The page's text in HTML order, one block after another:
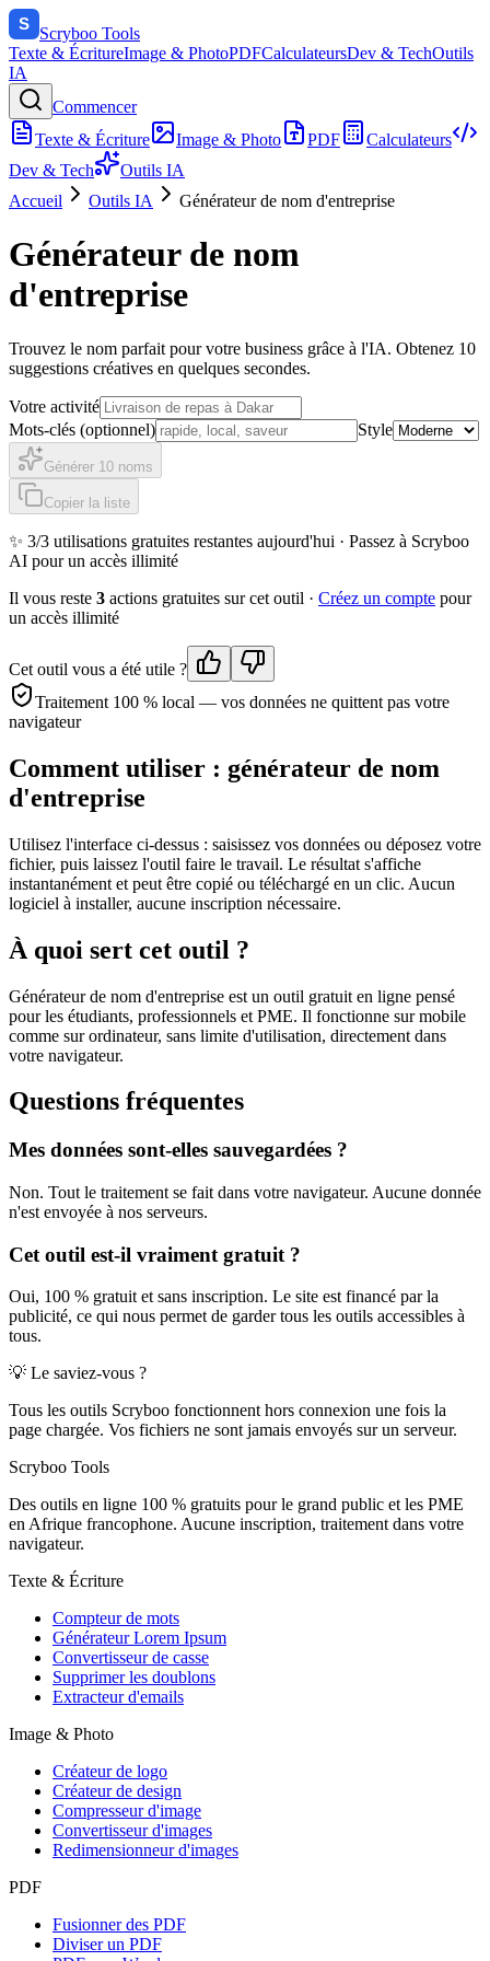
Scryboo Tools
Texte & ÉcritureImage & PhotoPDFCalculateursDev & TechOutils
IA
Commencer
Texte & Écriture
Image & Photo PDF
Calculateurs
Dev & Tech
Outils IA
Accueil
Outils IA Générateur de nom d'entreprise
Générateur de nom
d'entreprise
Trouvez le nom parfait pour votre business grâce à l'IA. Obtenez 10
suggestions créatives en quelques secondes.
Votre activité
Mots-clés (optionnel)
Style
Générer 10 noms
Copier la liste
✨ 3/3 utilisations gratuites restantes aujourd'hui · Passez à Scryboo
AI pour un accès illimité
Il vous reste 3 actions gratuites sur cet outil · Créez un compte pour
un accès illimité
Cet outil vous a été utile ?
Traitement 100 % local — vos données ne quittent pas votre
navigateur
Comment utiliser : générateur de nom
d'entreprise
Utilisez l'interface ci-dessus : saisissez vos données ou déposez votre
fichier, puis laissez l'outil faire le travail. Le résultat s'affiche
instantanément et peut être copié ou téléchargé en un clic. Aucun
logiciel à installer, aucune inscription nécessaire.
À quoi sert cet outil ?
Générateur de nom d'entreprise est un outil gratuit en ligne pensé
pour les étudiants, professionnels et PME. Il fonctionne sur mobile
comme sur ordinateur, sans limite d'utilisation, directement dans
votre navigateur.
Questions fréquentes
Mes données sont-elles sauvegardées ?
Non. Tout le traitement se fait dans votre navigateur. Aucune donnée
n'est envoyée à nos serveurs.
Cet outil est-il vraiment gratuit ?
Oui, 100 % gratuit et sans inscription. Le site est financé par la
publicité, ce qui nous permet de garder tous les outils accessibles à
tous.
💡 Le saviez-vous ?
Tous les outils Scryboo fonctionnent hors connexion une fois la
page chargée. Vos fichiers ne sont jamais envoyés sur un serveur.
Scryboo Tools
Des outils en ligne 100 % gratuits pour le grand public et les PME
en Afrique francophone. Aucune inscription, traitement dans votre
navigateur.
Texte & Écriture
Compteur de mots
Générateur Lorem Ipsum
Convertisseur de casse
Supprimer les doublons
Extracteur d'emails
Image & Photo
Créateur de logo
Créateur de design
Compresseur d'image
Convertisseur d'images
Redimensionneur d'images
PDF
Fusionner des PDF
Diviser un PDF